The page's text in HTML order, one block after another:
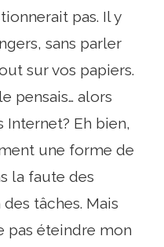
pas. Il y
sans parler
sur vos papiers.
pensais… alors
Eh bien,
une forme de
la faute des
tâches. Mais
pas éteindre mon